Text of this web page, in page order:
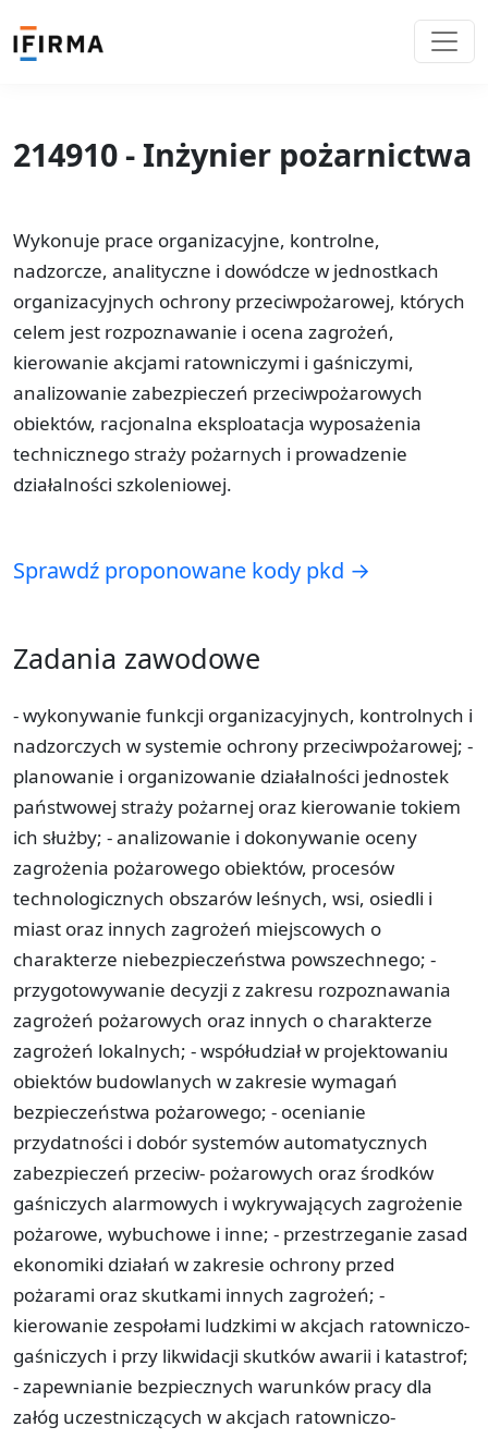
214910 - Inżynier pożarnictwa
Wykonuje prace organizacyjne, kontrolne,
nadzorcze, analityczne i dowódcze w jednostkach
organizacyjnych ochrony przeciwpożarowej, których
celem jest rozpoznawanie i ocena zagrożeń,
kierowanie akcjami ratowniczymi i gaśniczymi,
analizowanie zabezpieczeń przeciwpożarowych
obiektów, racjonalna eksploatacja wyposażenia
technicznego straży pożarnych i prowadzenie
działalności szkoleniowej.
Sprawdź proponowane kody pkd →
Zadania zawodowe
- wykonywanie funkcji organizacyjnych, kontrolnych i
nadzorczych w systemie ochrony przeciwpożarowej; -
planowanie i organizowanie działalności jednostek
państwowej straży pożarnej oraz kierowanie tokiem
ich służby; - analizowanie i dokonywanie oceny
zagrożenia pożarowego obiektów, procesów
technologicznych obszarów leśnych, wsi, osiedli i
miast oraz innych zagrożeń miejscowych o
charakterze niebezpieczeństwa powszechnego; -
przygotowywanie decyzji z zakresu rozpoznawania
zagrożeń pożarowych oraz innych o charakterze
zagrożeń lokalnych; - współudział w projektowaniu
obiektów budowlanych w zakresie wymagań
bezpieczeństwa pożarowego; - ocenianie
przydatności i dobór systemów automatycznych
zabezpieczeń przeciw- pożarowych oraz środków
gaśniczych alarmowych i wykrywających zagrożenie
pożarowe, wybuchowe i inne; - przestrzeganie zasad
ekonomiki działań w zakresie ochrony przed
pożarami oraz skutkami innych zagrożeń; -
kierowanie zespołami ludzkimi w akcjach ratowniczo-
gaśniczych i przy likwidacji skutków awarii i katastrof;
- zapewnianie bezpiecznych warunków pracy dla
załóg uczestniczących w akcjach ratowniczo-